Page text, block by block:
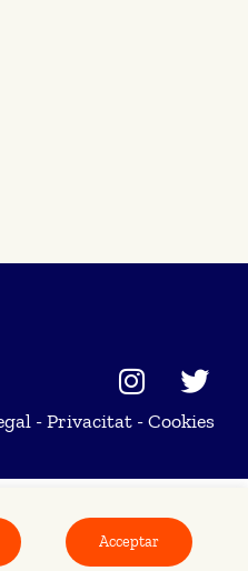
-Privacitat -Cookies
Acceptar